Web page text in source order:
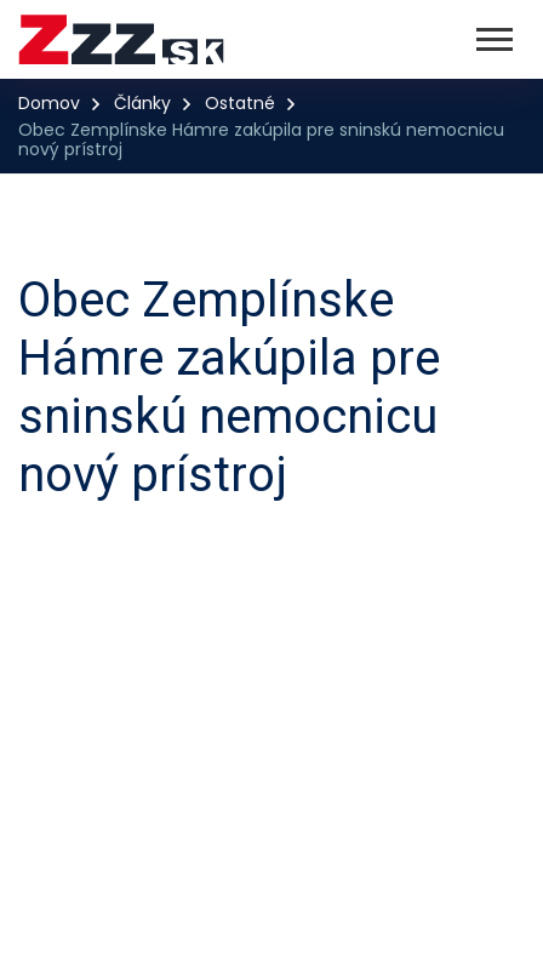
Domov Články
Ostatné
Obec Zemplínske Hámre zakúpila pre sninskú nemocnicu
nový prístroj
Obec Zemplínske
Hámre zakúpila pre
sninskú nemocnicu
nový prístroj